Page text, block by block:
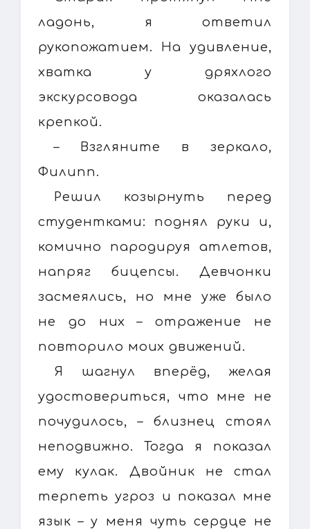
ладонь, я ответил
рукопожатием. На удивление,
хватка у дряхлого
экскурсовода оказалась
крепкой.
– Взгляните в зеркало,
Филипп.
Решил козырнуть перед
студентками: поднял руки и,
комично пародируя атлетов,
напряг бицепсы. Девчонки
засмеялись, но мне уже было
не до них – отражение не
повторило моих движений.
Я шагнул вперёд, желая
удостовериться, что мне не
почудилось, – близнец стоял
неподвижно. Тогда я показал
ему кулак. Двойник не стал
терпеть угроз и показал мне
язык – у меня чуть сердце не